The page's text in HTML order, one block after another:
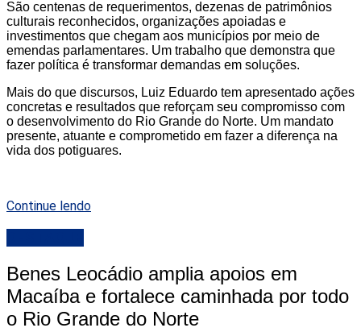
São centenas de requerimentos, dezenas de patrimônios
culturais reconhecidos, organizações apoiadas e
investimentos que chegam aos municípios por meio de
emendas parlamentares. Um trabalho que demonstra que
fazer política é transformar demandas em soluções.
Mais do que discursos, Luiz Eduardo tem apresentado ações
concretas e resultados que reforçam seu compromisso com
o desenvolvimento do Rio Grande do Norte. Um mandato
presente, atuante e comprometido em fazer a diferença na
vida dos potiguares.
Continue lendo
Benes Leocádio amplia apoios em
Macaíba e fortalece caminhada por todo
o Rio Grande do Norte